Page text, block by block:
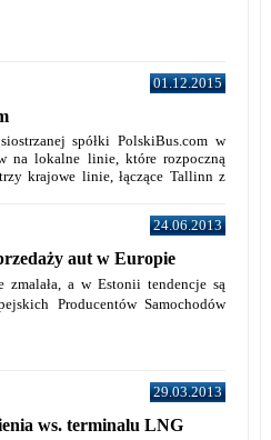
01.12.2015
spółki PolskiBus.com w
na lokalne linie, które rozpoczną
krajowe linie, łączące Tallinn z
24.06.2013
aut w Europie
a w Estonii tendencje są
Producentów Samochodów
29.03.2013
ws. terminalu LNG